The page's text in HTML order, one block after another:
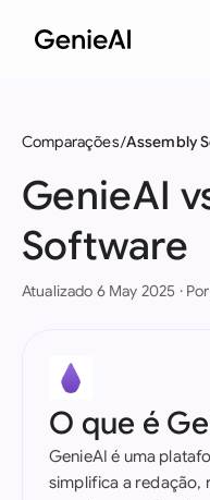
Comparações Assembly
GenieAI
Software
Atualizado 6 May 2025 ·
O que é
GenieAI é uma
simplifica a redação,